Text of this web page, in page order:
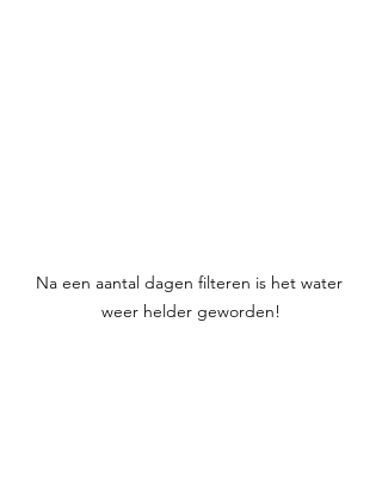
Na een aantal dagen filteren is het water
weer helder geworden!